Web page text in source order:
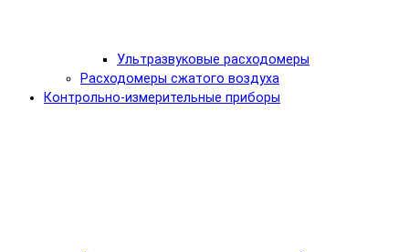
Ультразвуковые расходомеры
Расходомеры сжатого воздуха
Контрольно-измерительные приборы